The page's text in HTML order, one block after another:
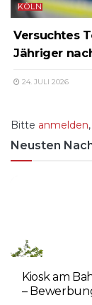
KÖLN
Versuchtes
Jähriger
24. JULI 2026
Bitte anmelden
Neusten
Kiosk am
–